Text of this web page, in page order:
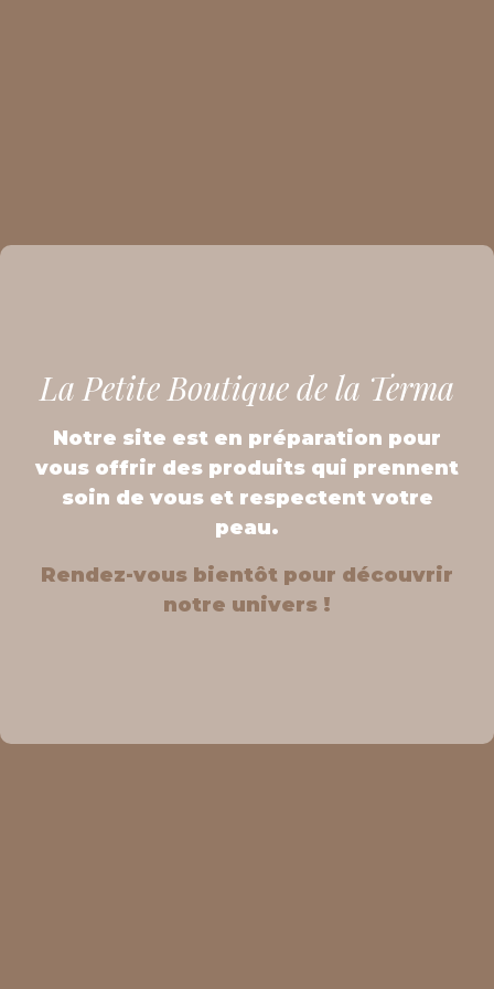
La Petite Boutique de la Terma
Notre site est en préparation pour
vous offrir des produits qui prennent
soin de vous et respectent votre
peau.
Rendez-vous bientôt pour découvrir
notre univers !